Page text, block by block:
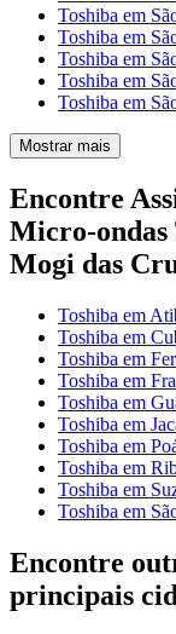
Toshiba em
Toshiba em
Toshiba em
Toshiba em
Toshiba em
Mostrar mais
Encontre
Micro-ondas
Mogi das
Toshiba em
Toshiba em
Toshiba em
Toshiba em
Toshiba em
Toshiba em
Toshiba em
Toshiba em
Toshiba em
Toshiba em
Encontre
principais